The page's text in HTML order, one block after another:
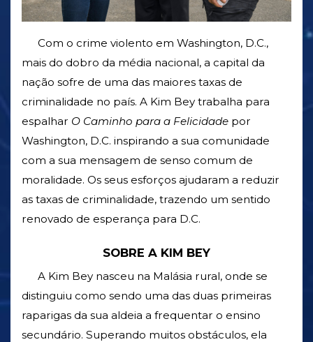
Com o crime violento em Washington, D.C.,
mais do dobro da média nacional, a capital da
nação sofre de uma das maiores taxas de
criminalidade no país. A Kim Bey trabalha para
espalhar O Caminho para a Felicidade por
Washington, D.C. inspirando a sua comunidade
com a sua mensagem de senso comum de
moralidade. Os seus esforços ajudaram a reduzir
as taxas de criminalidade, trazendo um sentido
renovado de esperança para D.C.
SOBRE A KIM BEY
A Kim Bey nasceu na Malásia rural, onde se
distinguiu como sendo uma das duas primeiras
raparigas da sua aldeia a frequentar o ensino
secundário. Superando muitos obstáculos, ela